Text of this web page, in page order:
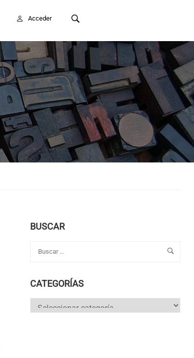
Acceder
BUSCAR
CATEGORÍAS
Categorías